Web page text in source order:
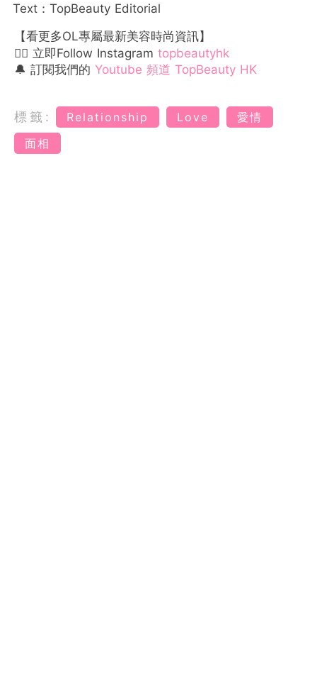
Text：TopBeauty Editorial
【看更多OL專屬最新美容時尚資訊】
👉🏻 立即Follow Instagram topbeautyhk
🔔 訂閱我們的 Youtube 頻道 TopBeauty HK
標籤: Relationship Love
愛情
面相